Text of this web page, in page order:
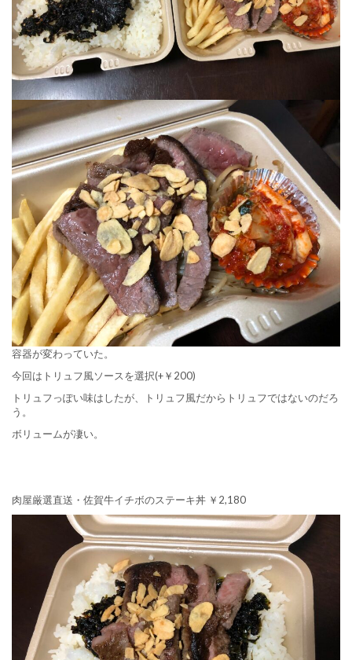
容器が変わっていた。
今回はトリュフ風ソースを選択(+￥200)
トリュフっぽい味はしたが、トリュフ風だからトリュフではないのだろ
う。
ボリュームが凄い。
肉屋厳選直送・佐賀牛イチボのステーキ丼 ￥2,180